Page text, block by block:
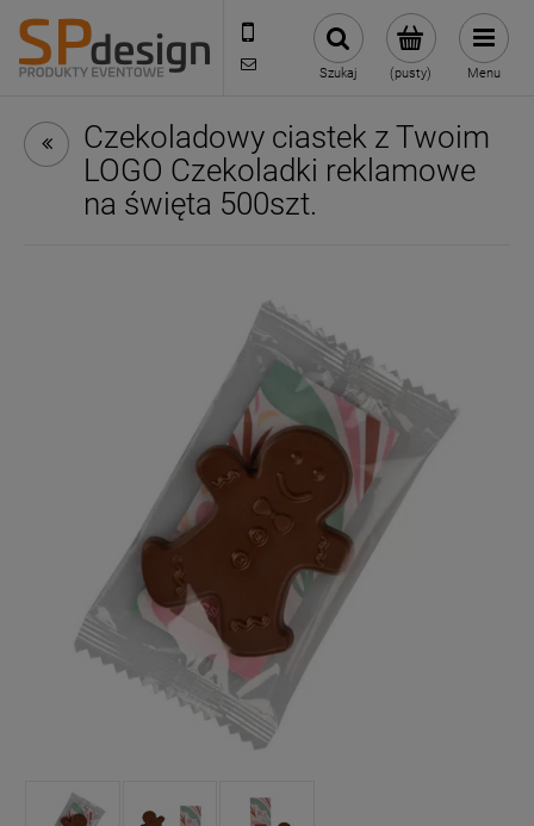
221002030
sklep@reklamydrukarnia.pl
(pusty)
Szukaj Menu
Czekoladowy ciastek z Twoim
LOGO Czekoladki reklamowe
na święta 500szt.